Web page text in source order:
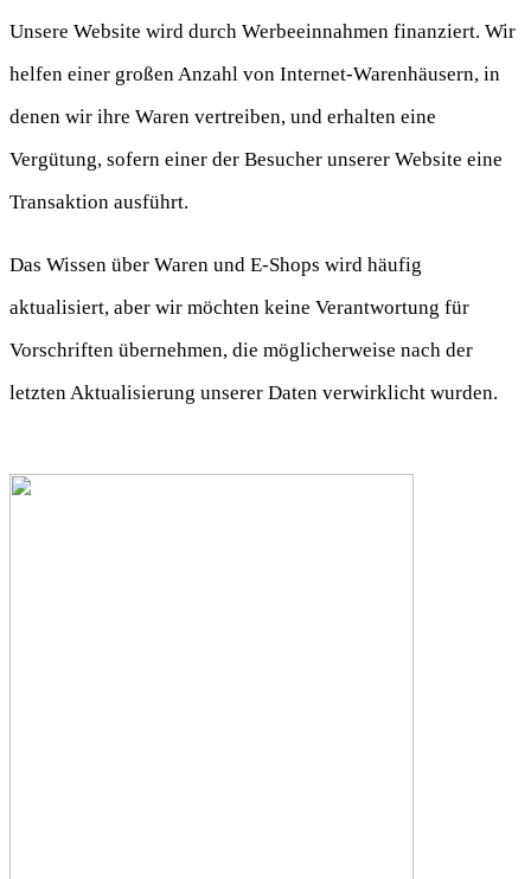
Unsere Website wird durch Werbeeinnahmen finanziert. Wir
helfen einer großen Anzahl von Internet-Warenhäusern, in
denen wir ihre Waren vertreiben, und erhalten eine
Vergütung, sofern einer der Besucher unserer Website eine
Transaktion ausführt.
Das Wissen über Waren und E-Shops wird häufig
aktualisiert, aber wir möchten keine Verantwortung für
Vorschriften übernehmen, die möglicherweise nach der
letzten Aktualisierung unserer Daten verwirklicht wurden.